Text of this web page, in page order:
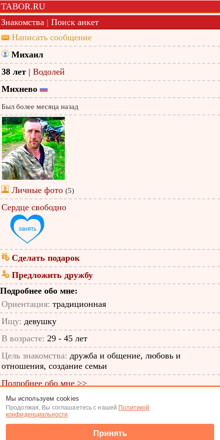
TABOR.RU
Знакомства | Поиск анкет
Написать сообщение
Михаил
38 лет | Водолей
Михнево
Был более месяца назад
Личные фото (5)
Сердце свободно
Сделать подарок
Предложить дружбу
Подробнее обо мне:
Ориентация: традиционная
Ищу: девушку
В возрасте: 29 - 45 лет
Цель знакомства: дружба и общение, любовь и
отношения, создание семьи
Подробнее обо мне >>
ID анкеты: 40794319
Знакомства|Поиск анкет
Мы используем cookies
Продолжая, Вы соглашаетесь с нашей Политикой
конфиденциальности.
Принять